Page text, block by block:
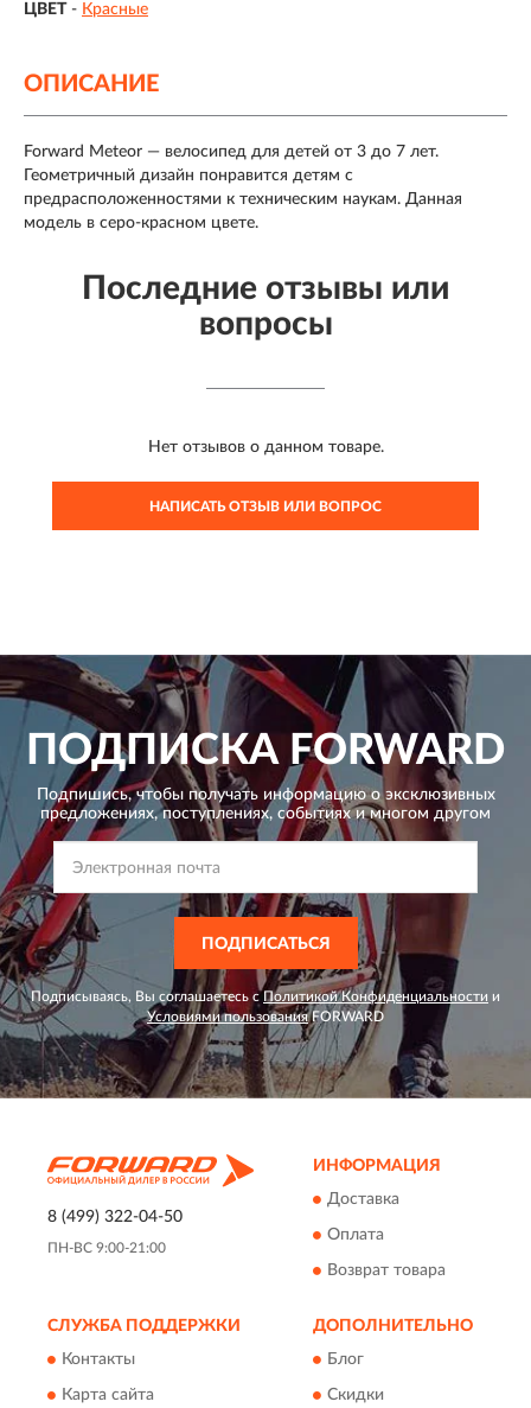
ЦВЕТ - Красные
ОПИСАНИЕ
Forward Meteor — велосипед для детей от 3 до 7 лет.
Геометричный дизайн понравится детям с
предрасположенностями к техническим наукам. Данная
модель в серо-красном цвете.
Последние отзывы или
вопросы
Нет отзывов о данном товаре.
НАПИСАТЬ ОТЗЫВ ИЛИ ВОПРОС
ПОДПИСКАFORWARD
Подпишись, чтобы получать информацию о эксклюзивных
предложениях,поступлениях, событиях и многом другом
ПОДПИСАТЬСЯ
Подписываясь, Вы соглашаетесь с Политикой Конфиденциальности и
Условиями пользованияFORWARD
8 (499) 322-04-50
ПН-ВС 9:00-21:00
ИНФОРМАЦИЯ
Доставка
Оплата
Возврат товара
СЛУЖБА ПОДДЕРЖКИ
Контакты
Карта сайта
ДОПОЛНИТЕЛЬНО
Блог
Скидки